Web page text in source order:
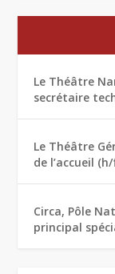
Le Théâtre
secrétaire
Le Théâtre
de l’accueil
Circa, Pôle
principal